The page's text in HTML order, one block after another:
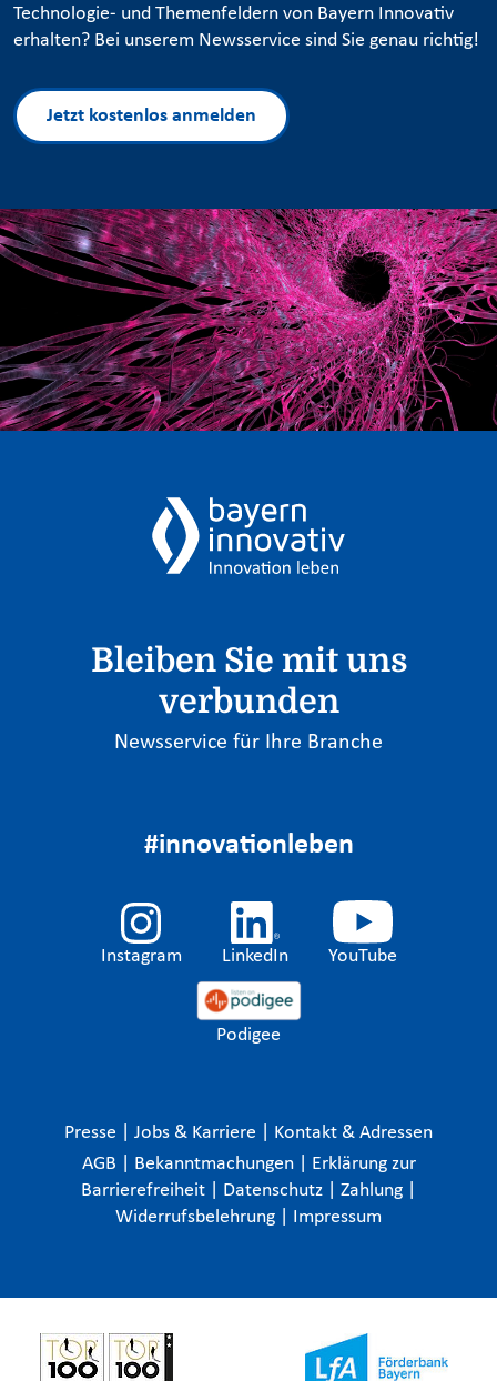
Technologie- und Themenfeldern von Bayern Innovativ
erhalten? Bei unserem Newsservice sind Sie genau richtig!
Jetzt kostenlos anmelden
Bleiben Sie mit uns
verbunden
Newsservice für Ihre Branche
#innovationleben
Instagram LinkedIn YouTube
Podigee
Presse Jobs & Karriere
Kontakt & Adressen
AGB
Bekanntmachungen
Erklärung zur
Barrierefreiheit
Datenschutz Zahlung
Widerrufsbelehrung
Impressum